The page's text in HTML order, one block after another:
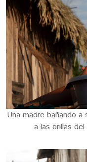
Una madre bañando
a las orillas